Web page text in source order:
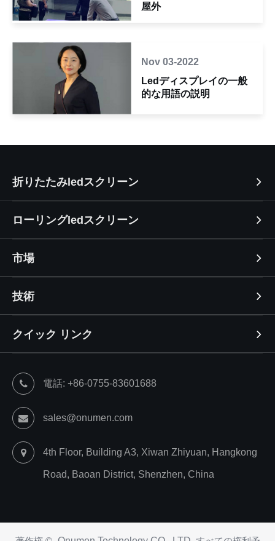
屋外
Nov 03-2022
Ledディスプレイの一般
的な用語の説明
折りたたみledスクリーン
ローリングledスクリーン
市場
技術
クイック リンク
電話: +86-0755-83601688
sales@onumen.com
4th Floor, Building A3, Xiwan Zhiyuan, Hangkong
Road, Baoan District, Shenzhen, China